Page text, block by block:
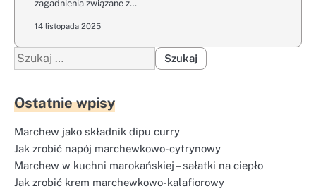
zagadnienia związane z…
14 listopada 2025
Szukaj:
Ostatnie wpisy
Marchew jako składnik dipu curry
Jak zrobić napój marchewkowo-cytrynowy
Marchew w kuchni marokańskiej – sałatki na ciepło
Jak zrobić krem marchewkowo-kalafiorowy